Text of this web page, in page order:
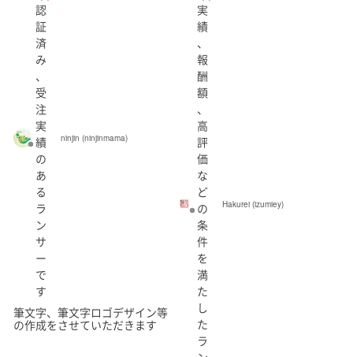
認
証
済
み
、
受
注
実
績
の
あ
る
ラ
ン
サ
ー
で
す
ninjin (ninjinmama)
筆文字、筆文字ロゴデザイン等
の作成をさせていただきます
実
績
、
報
酬
額
、
高
評
価
な
ど
の
条
件
を
満
た
し
た
ラ
Hakurei (izumiey)